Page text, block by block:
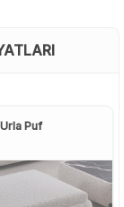
Urla Puf